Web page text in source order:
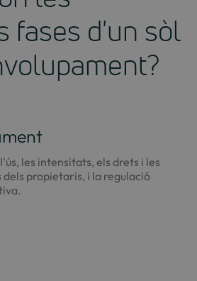
fases d'un sòl
les intensitats, els drets i les
dels propietaris, i la regulació